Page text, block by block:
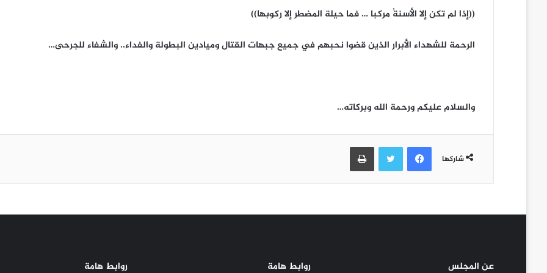
((إذا لم تكن إلا الأسنةُ مركبا … فما حيلة المضطر إلا ركوبها))
الرحمة للشهداء الأبرار الذين قضوا نحبهم في جميع جبهات القتال وميادين البطولة والفداء.. والشفاء للجرحى…
والسلام عليكم ورحمة الله وبركاته…
شاركها
فيسبوك تويتر طباعة
عن المجلس روابط هامة روابط هامة